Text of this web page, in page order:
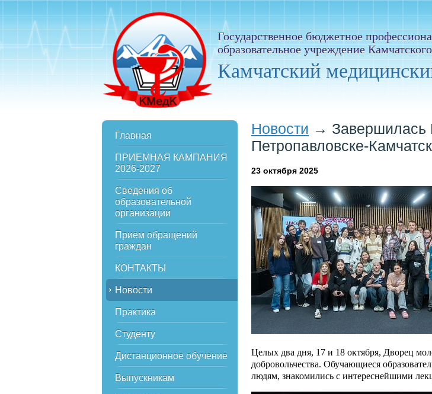
Государственное бюджетное
образовательное учреждение
Камчатский
Главная
ПРИЕМНАЯ КАМПАНИЯ
2026-2027
Сведения об
образовательной
организации
Приём обращений
граждан
КОНТАКТЫ
Новости
Практика
Студенту
Дистанционное обучение
Выпускникам
Новости → Завершилась
Петропавловске-
23 октября 2025
Целых два дня, 17 и 18 октября, Дворец
добровольчества. Обучающиеся
людям, знакомились с интереснейшими